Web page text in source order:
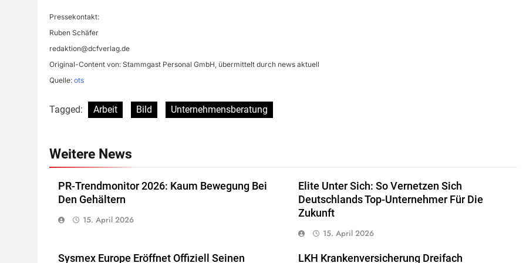
Pressekontakt:
Ruben Schäfer
redaktion@dcfverlag.de
Original-Content von: Stammgast Personal GmbH, übermittelt durch news aktuell
Quelle: ots
Tagged: Arbeit Bild Unternehmensberatung
Weitere News
PR-Trendmonitor 2026: Kaum Bewegung Bei
Den Gehältern
15. April 2026
Elite Unter Sich: So Vernetzen Sich
Deutschlands Top-Unternehmer Für Die
Zukunft
15. April 2026
Sysmex Europe Eröffnet Offiziell Seinen LKH Krankenversicherung Dreifach